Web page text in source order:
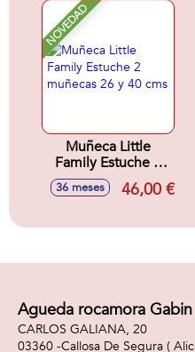
NOVEDAD
Muñeca Little
Family Estuche 2
muñecas 26 y 40
cms
36 meses 46,00 €
Agueda rocamora Gabin
CARLOS GALIANA, 20
03360 -Callosa De Segura (